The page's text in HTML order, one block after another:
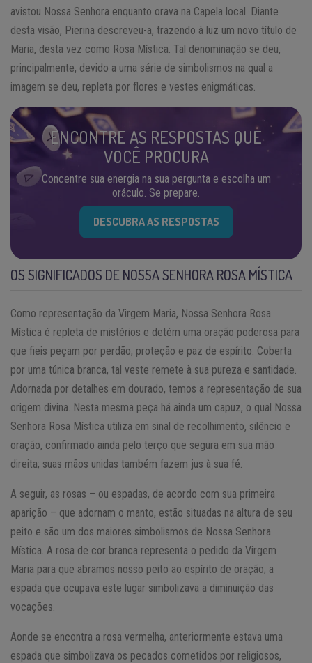
avistou Nossa Senhora enquanto orava na Capela local. Diante
desta visão, Pierina descreveu-a, trazendo à luz um novo título de
Maria, desta vez como Rosa Mística. Tal denominação se deu,
principalmente, devido a uma série de simbolismos na qual a
imagem se deu, repleta por flores e vestes enigmáticas.
ENCONTRE AS RESPOSTAS QUE
VOCÊ PROCURA
Concentre sua energia na sua pergunta e escolha um
oráculo. Se prepare.
DESCUBRA AS RESPOSTAS
OS SIGNIFICADOS DE NOSSA SENHORA ROSA MÍSTICA
Como representação da Virgem Maria, Nossa Senhora Rosa
Mística é repleta de mistérios e detém uma oração poderosa para
que fieis peçam por perdão, proteção e paz de espírito. Coberta
por uma túnica branca, tal veste remete à sua pureza e santidade.
Adornada por detalhes em dourado, temos a representação de sua
origem divina. Nesta mesma peça há ainda um capuz, o qual Nossa
Senhora Rosa Mística utiliza em sinal de recolhimento, silêncio e
oração, confirmado ainda pelo terço que segura em sua mão
direita; suas mãos unidas também fazem jus à sua fé.
A seguir, as rosas – ou espadas, de acordo com sua primeira
aparição – que adornam o manto, estão situadas na altura de seu
peito e são um dos maiores simbolismos de Nossa Senhora
Mística. A rosa de cor branca representa o pedido da Virgem
Maria para que abramos nosso peito ao espírito de oração; a
espada que ocupava este lugar simbolizava a diminuição das
vocações.
Aonde se encontra a rosa vermelha, anteriormente estava uma
espada que simbolizava os pecados cometidos por religiosos,